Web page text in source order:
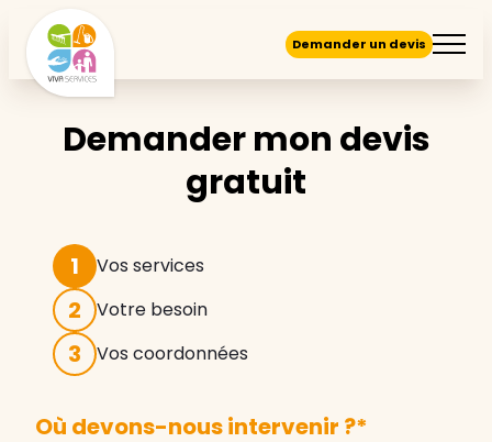
Demander un devis
Demander mon devis
gratuit
1 Vos services
2 Votre besoin
3 Vos coordonnées
Où devons-nous intervenir ?*